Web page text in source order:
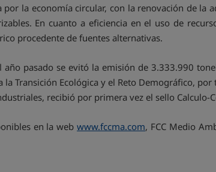
por la economía circular, con la renovación de
En cuanto a eficiencia en el uso de
procedente de fuentes alternativas.
pasado se evitó la emisión de 3.333.990
Transición Ecológica y el Reto Demográfico,
recibió por primera vez el sello Calculo-
en la webwww.fccma.com, FCC Medio